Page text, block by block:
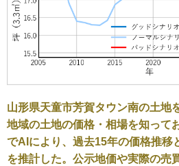
山形県天童市芳賀タウン南の土地
地域の土地の価格・相場を知って
でAIにより、過去15年の価格推移
を推計した。公示地価や実際の売